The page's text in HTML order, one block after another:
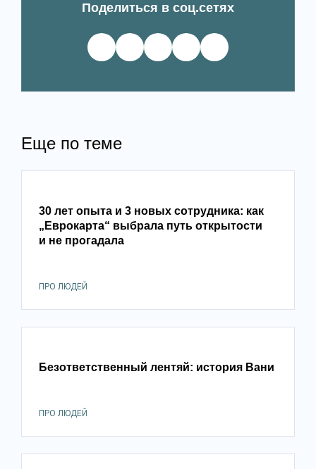
Поделиться в соц.сетях
Еще по теме
30 лет опыта и 3 новых сотрудника: как
„Еврокарта“ выбрала путь открытости
и не прогадала
ПРО ЛЮДЕЙ
Безответственный лентяй: история Вани
ПРО ЛЮДЕЙ